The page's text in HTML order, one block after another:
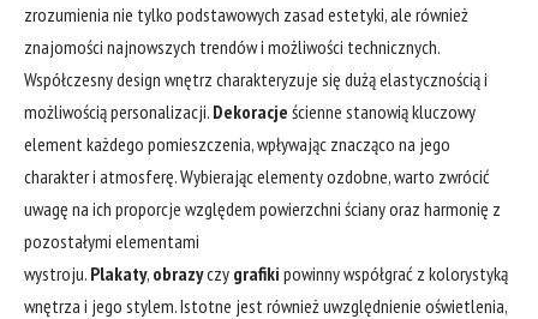
zrozumienia nie tylko podstawowych zasad estetyki, ale również
znajomości najnowszych trendów i możliwości technicznych.
Współczesny design wnętrz charakteryzuje się dużą elastycznością i
możliwością personalizacji. Dekoracje ścienne stanowią kluczowy
element każdego pomieszczenia, wpływając znacząco na jego
charakter i atmosferę. Wybierając elementy ozdobne, warto zwrócić
uwagę na ich proporcje względem powierzchni ściany oraz harmonię z
pozostałymi elementami
wystroju. Plakaty, obrazyczy grafiki powinny współgrać z kolorystyką
wnętrza i jego stylem. Istotne jest również uwzględnienie oświetlenia,